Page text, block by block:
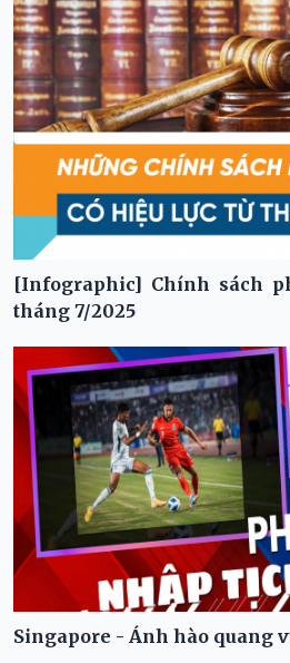
[Infographic] Chính sách
tháng 7/2025
Singapore - Ánh hào quang